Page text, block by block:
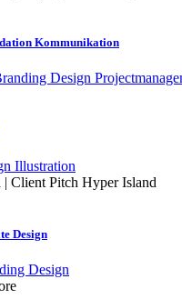
Kommunikation
Design
Illustration
| Client Pitch Hyper Island
Design
Design